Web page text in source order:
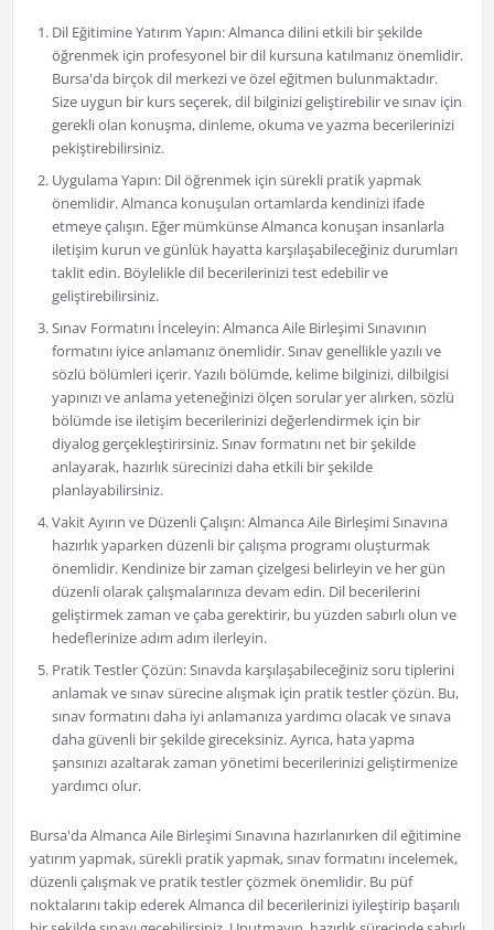
Dil Eğitimine Yatırım Yapın: Almanca dilini etkili bir şekilde
öğrenmek için profesyonel bir dil kursuna katılmanız önemlidir.
Bursa'da birçok dil merkezi ve özel eğitmen bulunmaktadır.
Size uygun bir kurs seçerek, dil bilginizi geliştirebilir ve sınav için
gerekli olan konuşma, dinleme, okuma ve yazma becerilerinizi
pekiştirebilirsiniz.
Uygulama Yapın: Dil öğrenmek için sürekli pratik yapmak
önemlidir. Almanca konuşulan ortamlarda kendinizi ifade
etmeye çalışın. Eğer mümkünse Almanca konuşan insanlarla
iletişim kurun ve günlük hayatta karşılaşabileceğiniz durumları
taklit edin. Böylelikle dil becerilerinizi test edebilir ve
geliştirebilirsiniz.
Sınav Formatını İnceleyin: Almanca Aile Birleşimi Sınavının
formatını iyice anlamanız önemlidir. Sınav genellikle yazılı ve
sözlü bölümleri içerir. Yazılı bölümde, kelime bilginizi, dilbilgisi
yapınızı ve anlama yeteneğinizi ölçen sorular yer alırken, sözlü
bölümde ise iletişim becerilerinizi değerlendirmek için bir
diyalog gerçekleştirirsiniz. Sınav formatını net bir şekilde
anlayarak, hazırlık sürecinizi daha etkili bir şekilde
planlayabilirsiniz.
Vakit Ayırın ve Düzenli Çalışın: Almanca Aile Birleşimi Sınavına
hazırlık yaparken düzenli bir çalışma programı oluşturmak
önemlidir. Kendinize bir zaman çizelgesi belirleyin ve her gün
düzenli olarak çalışmalarınıza devam edin. Dil becerilerini
geliştirmek zaman ve çaba gerektirir, bu yüzden sabırlı olun ve
hedeflerinize adım adım ilerleyin.
Pratik Testler Çözün: Sınavda karşılaşabileceğiniz soru tiplerini
anlamak ve sınav sürecine alışmak için pratik testler çözün. Bu,
sınav formatını daha iyi anlamanıza yardımcı olacak ve sınava
daha güvenli bir şekilde gireceksiniz. Ayrıca, hata yapma
şansınızı azaltarak zaman yönetimi becerilerinizi geliştirmenize
yardımcı olur.
Bursa'da Almanca Aile Birleşimi Sınavına hazırlanırken dil eğitimine
yatırım yapmak, sürekli pratik yapmak, sınav formatını incelemek,
düzenli çalışmak ve pratik testler çözmek önemlidir. Bu püf
noktalarını takip ederek Almanca dil becerilerinizi iyileştirip başarılı